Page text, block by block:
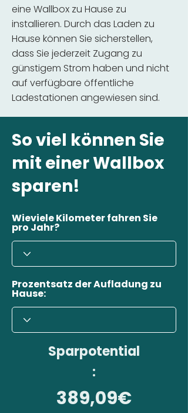
eine Wallbox zu Hause zu
installieren. Durch das Laden zu
Hause können Sie sicherstellen,
dass Sie jederzeit Zugang zu
günstigem Strom haben und nicht
auf verfügbare öffentliche
Ladestationen angewiesen sind.
So viel können Sie
mit einer Wallbox
sparen!
Wieviele Kilometer fahren Sie
pro Jahr?
Prozentsatz der Aufladung zu
Hause:
Sparpotential
:
389,09€